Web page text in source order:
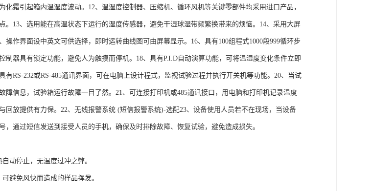
化霜引起箱内温湿度波动。12、温湿度控制器、压缩机、循环风机等关键零部件均采用进口产品，
。13、选用能在高温状态下运行的湿度传感器，避免干湿球湿带频繁换带来的烦恼。14、采用大屏
操作界面设中英文可供选择，即时运转曲线图可由屏幕显示。16、具有100组程式1000段999循环步
制器具有锁定功能，避免人为触摸而停机。18、具有P.I.D自动演算功能，可将温湿度变化条件立即
有RS-232或RS-485通讯界面，可在电脑上设计程式，监视试验过程并执行开关机等功能。20、当试
障信息，试验箱运行故障一目了然。21、可连接打印机或485通讯接口，用电脑和打印机记录温度
回放提供有力保。22、无线报警系统 (短信报警系统)-选配23、设备使用人员若不在现场，当设备
，通过短信发送到接受人员的手机，确保及时排除故障、恢复试验，避免造成损失。
动停止，无温度过冲之弊。
避免风快而造成的样品挥发。